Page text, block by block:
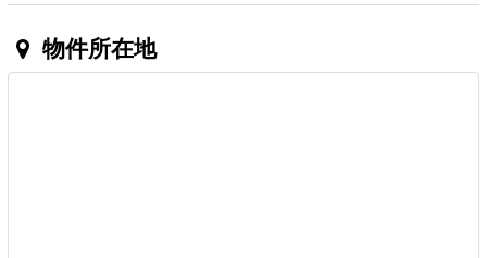
物件所在地